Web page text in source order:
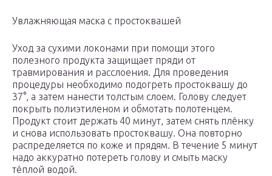
Увлажняющая маска с простоквашей
Уход за сухими локонами при помощи этого
полезного продукта защищает пряди от
травмирования и расслоения. Для проведения
процедуры необходимо подогреть простоквашу до
37°, а затем нанести толстым слоем. Голову следует
покрыть полиэтиленом и обмотать полотенцем.
Продукт стоит держать 40 минут, затем снять плёнку
и снова использовать простоквашу. Она повторно
распределяется по коже и прядям. В течение 5 минут
надо аккуратно потереть голову и смыть маску
тёплой водой.